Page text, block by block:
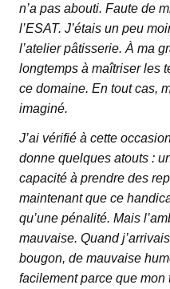
n’a pas abouti. Faute de
l’ESAT. J’étais un peu
l’atelier pâtisserie. À ma
longtemps à maîtriser les
ce domaine. En tout cas,
imaginé.
J’ai vérifié à cette
donne quelques atouts :
capacité à prendre des
maintenant que ce
qu’une pénalité. Mais
mauvaise. Quand
bougon, de mauvaise
facilement parce que